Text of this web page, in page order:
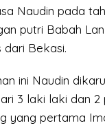
Naudin pada
putri Babah
dari Bekasi.
ini Naudin
3 laki laki dan 2
yang pertama